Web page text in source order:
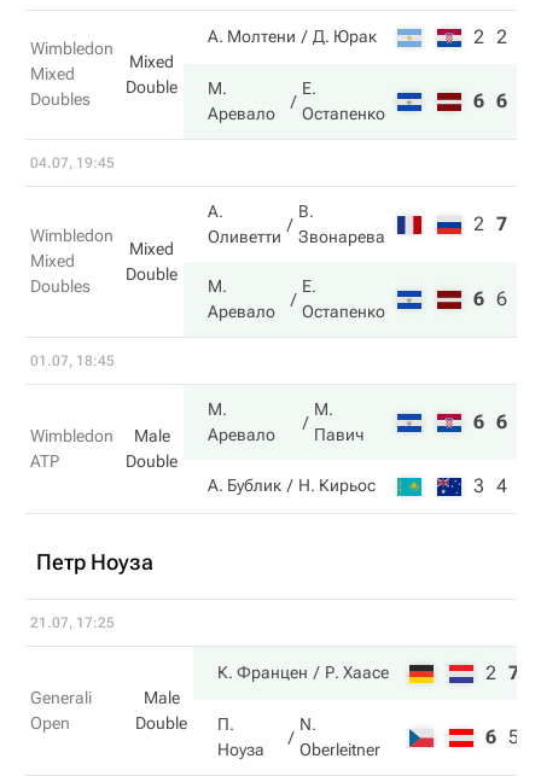
Wimbledon
Mixed
Doubles
Mixed
Double
А. Молтени Д. Юрак 2 2
М.
Аревало
Е.
Остапенко
6 6
04.07, 19:45
Wimbledon
Mixed
Doubles
Mixed
Double
А.
Оливетти
В.
Звонарева
2 7
М.
Аревало
Е.
Остапенко
6 6
01.07, 18:45
Wimbledon
ATP
Male
Double
М.
Аревало
М.
Павич
6 6
А. Бублик Н. Кирьос 3 4
Петр Ноуза
21.07, 17:25
Generali
Open
Male
Double
К. Францен Р. Хаасе 2 7
П.
Ноуза
N.
Oberleitner
6 5